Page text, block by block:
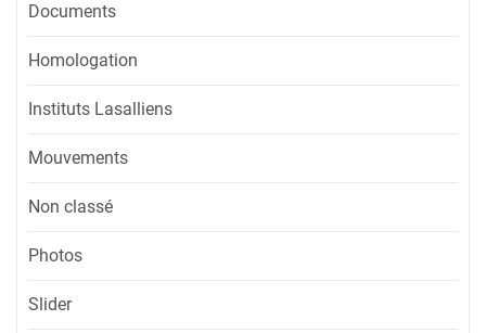
Documents
Homologation
Instituts Lasalliens
Mouvements
Non classé
Photos
Slider